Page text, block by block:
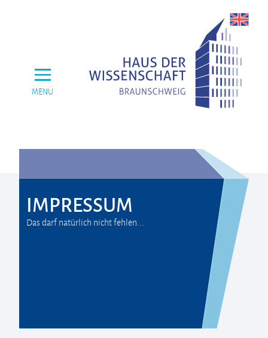
MENU
IMPRESSUM
Das darf natürlich nicht fehlen...